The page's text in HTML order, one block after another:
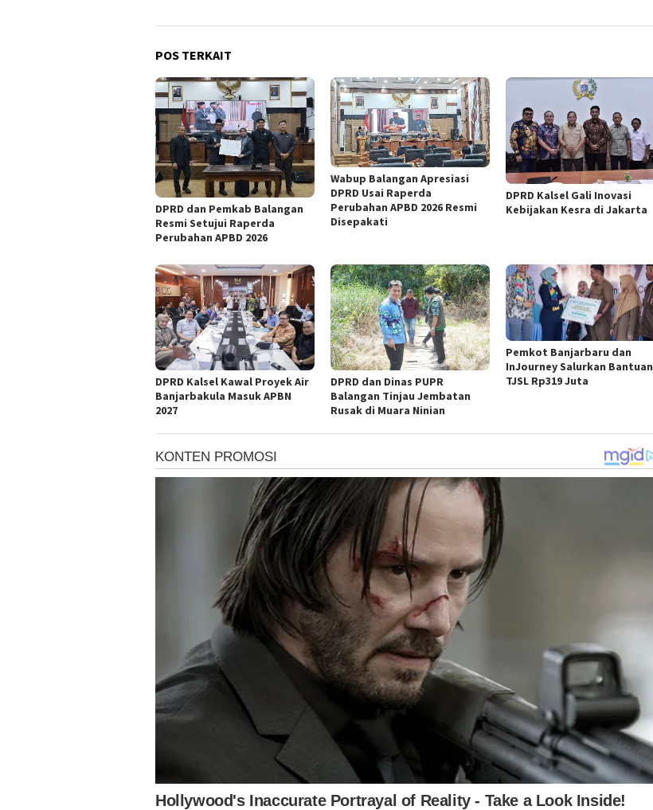
POS TERKAIT
DPRD dan Pemkab Balangan
Resmi Setujui Raperda
Perubahan APBD 2026
Wabup Balangan Apresiasi
DPRD Usai Raperda
Perubahan APBD 2026 Resmi
Disepakati
DPRD Kalsel Gali Inovasi
Kebijakan Kesra di Jakarta
DPRD Kalsel Kawal Proyek Air
Banjarbakula Masuk APBN
2027
DPRD dan Dinas PUPR
Balangan Tinjau Jembatan
Rusak di Muara Ninian
Pemkot Banjarbaru dan
InJourney Salurkan Bantuan
TJSL Rp319 Juta